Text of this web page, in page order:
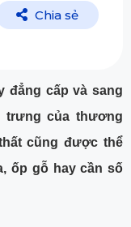
Chia sẻ
đẳng cấp và sang
trưng của thương
cũng được thể
ốp gỗ hay cần số